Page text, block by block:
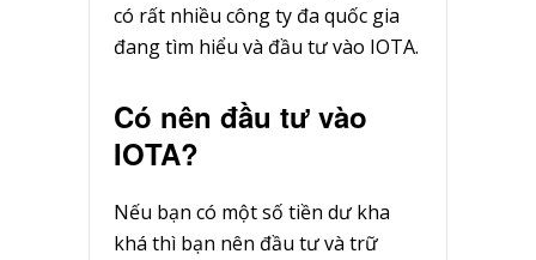
có rất nhiều công ty đa quốc gia
đang tìm hiểu và đầu tư vào IOTA.
Có nên đầu tư vào
IOTA?
Nếu bạn có một số tiền dư kha
khá thì bạn nên đầu tư và trữ